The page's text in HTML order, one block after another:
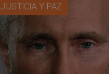
JUSTICIA Y PAZ